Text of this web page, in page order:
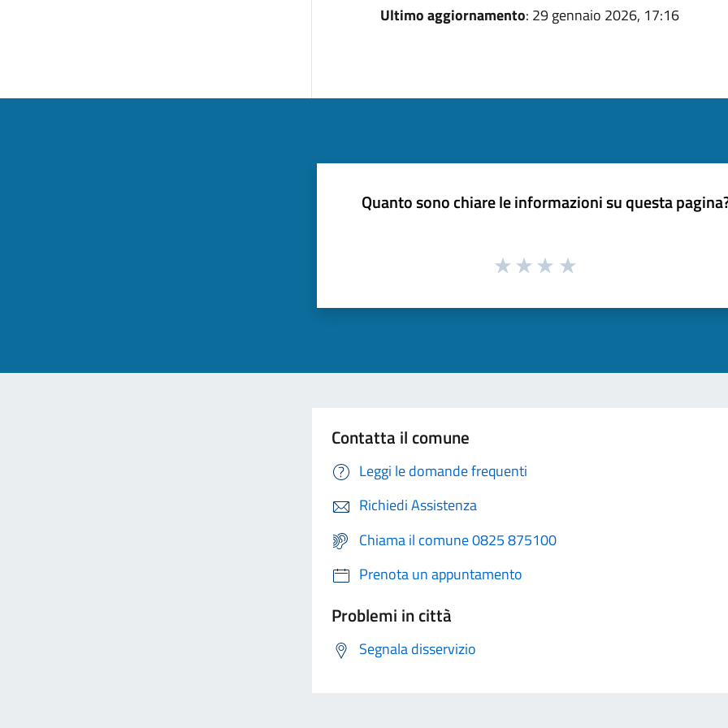
Ultimo aggiornamento: 29 gennaio 2026, 17:16
Quanto sono chiare le informazioni su questa
Contatta il comune
Leggi le domande frequenti
Richiedi Assistenza
Chiama il comune 0825 875100
Prenota un appuntamento
Problemi in città
Segnala disservizio